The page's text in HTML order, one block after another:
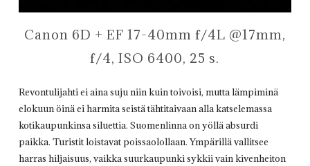
Canon 6D + EF 17-40mm f/4L @17mm,
f/4, ISO 6400, 25 s.
Revontulijahti ei aina suju niin kuin toivoisi, mutta lämpiminä
elokuun öinä ei harmita seistä tähtitaivaan alla katselemassa
kotikaupunkinsa siluettia. Suomenlinna on yöllä absurdi
paikka. Turistit loistavat poissaolollaan. Ympärillä vallitsee
harras hiljaisuus, vaikka suurkaupunki sykkii vain kivenheiton